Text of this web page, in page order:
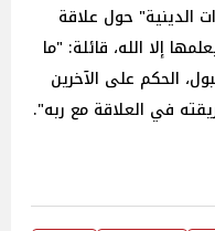
الدينية" حول علاقة
إلا الله، قائلة: "ما
الحكم على الآخرين
في العلاقة مع ربه".